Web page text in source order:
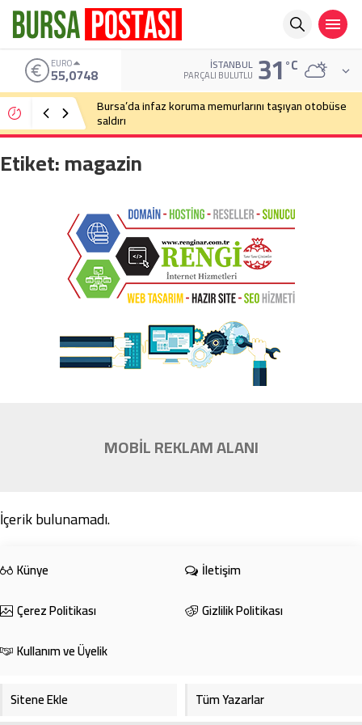
EURO
55,0748 İSTANBUL
PARÇALI BULUTLU 31°C
Bursa’da infaz koruma memurlarını taşıyan otobüse
saldırı
Etiket:magazin
MOBİL REKLAM ALANI
İçerik bulunamadı.
Künye
İletişim
Çerez Politikası
Gizlilik Politikası
Kullanım ve Üyelik
Sitene Ekle Tüm Yazarlar